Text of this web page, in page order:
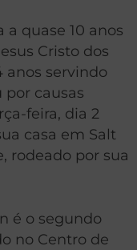
a quase 10 anos
Cristo dos
anos servindo
causas
feira, dia 2
casa em Salt
rodeado por sua
é o segundo
no Centro de